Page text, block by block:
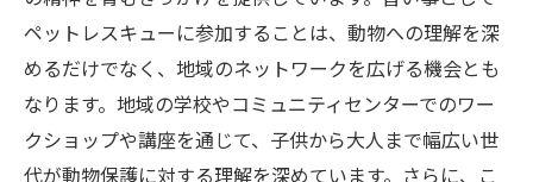
習い事としてのペットレスキューの今後
ペットレスキューを習い事に群馬県で広がる新
たな学びの場
多様な参加者を受け入れるペットレスキュ
ペットレスキューに参加することは、動物への理解を深
めるだけでなく、地域のネットワークを広げる機会とも
なります。地域の学校やコミュニティセンターでのワー
クショップや講座を通じて、子供から大人まで幅広い世
代が動物保護に対する理解を深めています。さらに、こ